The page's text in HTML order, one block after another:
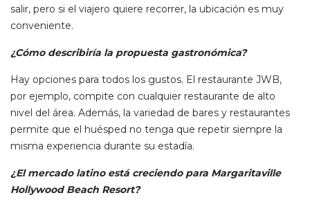
salir, pero si el viajero quiere recorrer, la ubicación es muy
conveniente.
¿Cómo describiría la propuesta gastronómica?
Hay opciones para todos los gustos. El restaurante JWB,
por ejemplo, compite con cualquier restaurante de alto
nivel del área. Además, la variedad de bares y restaurantes
permite que el huésped no tenga que repetir siempre la
misma experiencia durante su estadía.
¿El mercado latino está creciendo para Margaritaville
Hollywood Beach Resort?